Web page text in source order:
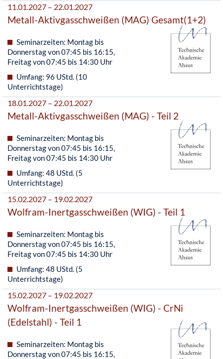
11.01.2027 – 22.01.2027
Metall-Aktivgasschweißen (MAG) Gesamt(1+2)
Seminarzeiten: Montag bis
Donnerstag von 07:45 bis 16:15,
Freitag von 07:45 bis 14:30 Uhr
Umfang: 96 UStd. (10
Unterrichtstage)
18.01.2027 – 22.01.2027
Metall-Aktivgasschweißen (MAG) - Teil 2
Seminarzeiten: Montag bis
Donnerstag von 07:45 bis 16:15,
Freitag von 07:45 bis 14:30 Uhr
Umfang: 48 UStd. (5
Unterrichtstage)
15.02.2027 – 19.02.2027
Wolfram-Inertgasschweißen (WIG) - Teil 1
Seminarzeiten: Montag bis
Donnerstag von 07:45 bis 16:15,
Freitag von 07:45 bis 14:30 Uhr
Umfang: 48 UStd. (5
Unterrichtstage)
15.02.2027 – 19.02.2027
Wolfram-Inertgasschweißen (WIG) - CrNi
(Edelstahl) - Teil 1
Seminarzeiten: Montag bis
Donnerstag von 07:45 bis 16:15,